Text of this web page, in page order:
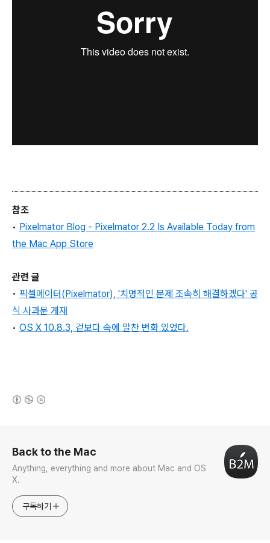
참조
• Pixelmator Blog - Pixelmator 2.2 Is Available Today from
the Mac App Store
관련 글
• 픽셀메이터(Pixelmator), '치명적인 문제 조속히 해결하겠다' 공
식 사과문 게재
• OS X 10.8.3, 겉보다 속에 알찬 변화 있었다.
Back to the Mac
Anything, everything and more about Mac and OS
X.
구독하기